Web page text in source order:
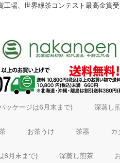
場、世界緑茶コンテスト最高金賞
ッケージは6月末まで) 深蒸し
お茶うけ 茶器
6月末まで) 深蒸し煎茶